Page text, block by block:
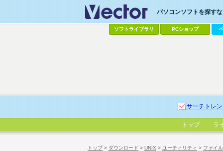
トップ> ダウンロード > UNIX > ユーティリティ > ファイ
パソコンソフトを探す
ソフトライブラリ PCショップ
サーチトレン
トップ ラ